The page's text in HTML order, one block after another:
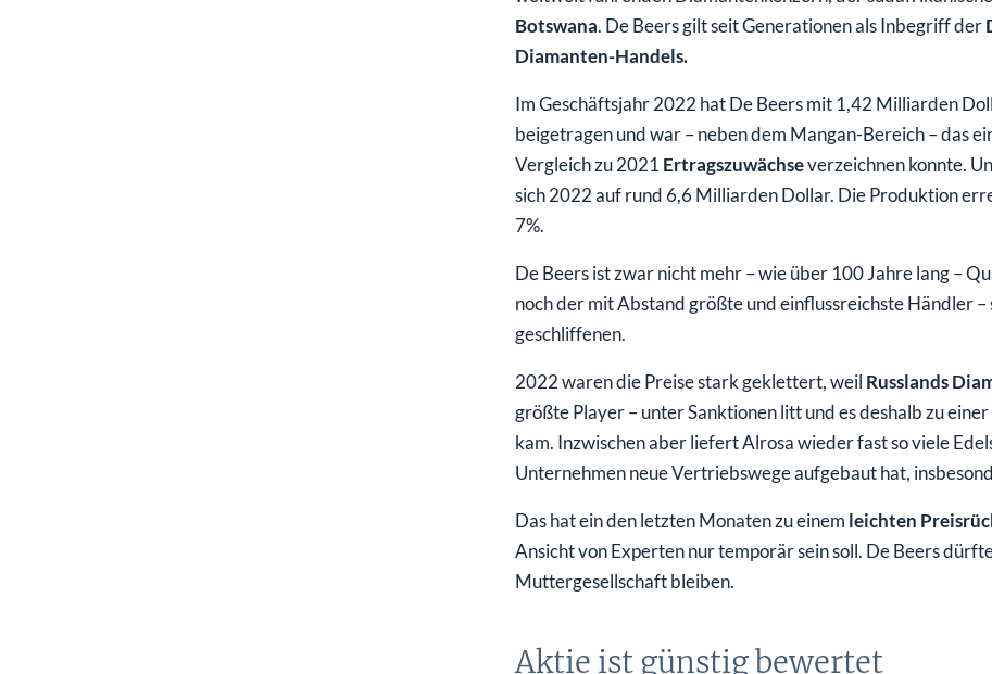
. De Beers gilt seit Generationen als Inbegriff der
Diamanten-Handels.
Im Geschäftsjahr 2022 hat De Beers mit 1,42 Milliarden
beigetragen und war – neben dem Mangan-Bereich – das
Vergleich zu 2021
Ertragszuwächse
verzeichnen konnte.
sich 2022 auf rund 6,6 Milliarden Dollar. Die Produktion
7%.
De Beers ist zwar nicht mehr – wie über 100 Jahre lang –
noch der mit Abstand größte und einflussreichste Händler –
geschliffenen.
2022 waren die Preise stark geklettert, weil Russlands
größte Player – unter Sanktionen litt und es deshalb zu
kam. Inzwischen aber liefert Alrosa wieder fast so viele
Unternehmen neue Vertriebswege aufgebaut hat,
Das hat ein den letzten Monaten zu einem leichten
Ansicht von Experten nur temporär sein soll. De Beers
Muttergesellschaft bleiben.
Aktie ist günstig bewertet